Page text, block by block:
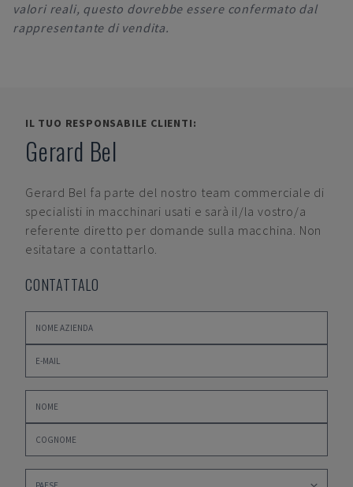
valori reali, questo dovrebbe essere confermato dal
rappresentante di vendita.
IL TUO RESPONSABILE CLIENTI:
Gerard Bel
Gerard Bel fa parte del nostro team commerciale di
specialisti in macchinari usati e sarà il/la vostro/a
referente diretto per domande sulla macchina. Non
esitatare a contattarlo.
CONTATTALO